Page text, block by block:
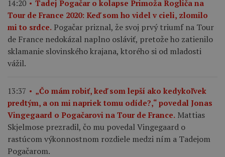
14:20
Tadej Pogačar o kolapse Primoža Rogliča na
Tour de France 2020: Keď som ho videl v cieli, zlomilo
mi to srdce. Pogačar priznal, že svoj prvý triumf na Tour
de France nedokázal naplno osláviť, pretože ho zatienilo
sklamanie slovinského krajana, ktorého si od mladosti
vážil.
13:37
„Čo mám robiť, keď som lepší ako kedykoľvek
predtým, a on mi napriek tomu odíde?,“ povedal Jonas
Vingegaard o Pogačarovi na Tour de France. Mattias
Skjelmose prezradil, čo mu povedal Vingegaard o
rastúcom výkonnostnom rozdiele medzi ním a Tadejom
Pogačarom.